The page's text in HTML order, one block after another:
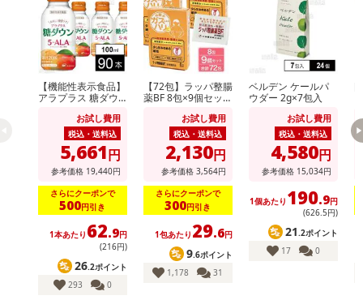
【機能性表示食品】
アラプラス 糖ダウ
お試し費用
税込・送料込
5,661円
参考価格 19,440円
さらにクーポンで
500円引き
1本あたり 62.9円
(216円)
26.2ポイント
293
0
【72包】ラッパ整腸
薬BF 8包×9個セット
大幸薬品お試し費用
税込・送料込
2,130円
参考価格 3,564円
さらにクーポンで
300円引き
1包あたり 29.6円
9.6ポイント
1,178
31
ベルデン ケールパ
ウダー 2g×7包入
お試し費用
税込・送料込
4,580円
参考価格 15,034円
1個あたり 190.9円
(626.5円)
21.2ポイント
17
0